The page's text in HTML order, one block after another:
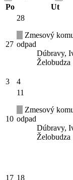
Po
Ut
27
28
Zmesový
odpad
Dúbravy,
Želobudza
3 4
10
11
Zmesový
odpad
Dúbravy,
Želobudza
17 18